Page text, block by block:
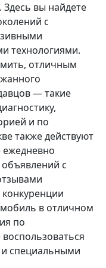
вы найдете
с
технологиями.
отличным
— такие
и по
также действуют
с
в отличном
по
специальными